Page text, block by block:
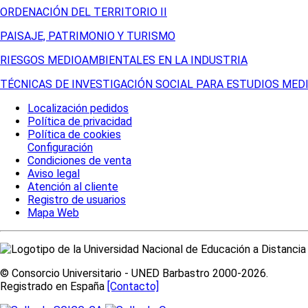
ORDENACIÓN DEL TERRITORIO II
PAISAJE, PATRIMONIO Y TURISMO
RIESGOS MEDIOAMBIENTALES EN LA INDUSTRIA
TÉCNICAS DE INVESTIGACIÓN SOCIAL PARA ESTUDIOS
Localización pedidos
Política de privacidad
Política de cookies
Configuración
Condiciones de venta
Aviso legal
Atención al cliente
Registro de usuarios
Mapa Web
© Consorcio Universitario - UNED Barbastro 2000-2026.
Registrado en España [Contacto]